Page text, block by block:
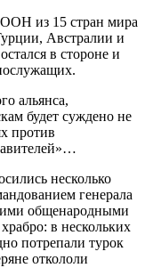
из 15 стран мира
Австралии и
в стороне и
альянса,
будет суждено не
против
несколько
генерала
общенародными
в нескольких
потрепали турок
откололи